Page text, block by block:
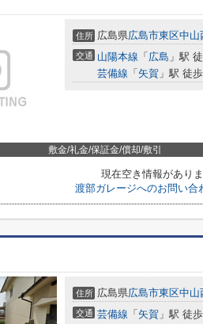
住所 広島県広島市東区中山
交通 山陽本線 「 広島 」駅
芸備線 「 矢賀 」駅 徒
敷金/礼金/保証金/償却/敷引
現在空き情報がありま
渡部ガレージへのお問い合
住所 広島県広島市東区中山
交通 芸備線 「 矢賀 」駅 徒